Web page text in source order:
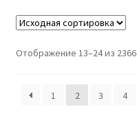
Отображение 13–24 из 2366
1 2 3 4